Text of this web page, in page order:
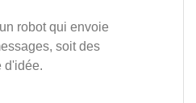
robot qui envoie
soit des
d'idée.